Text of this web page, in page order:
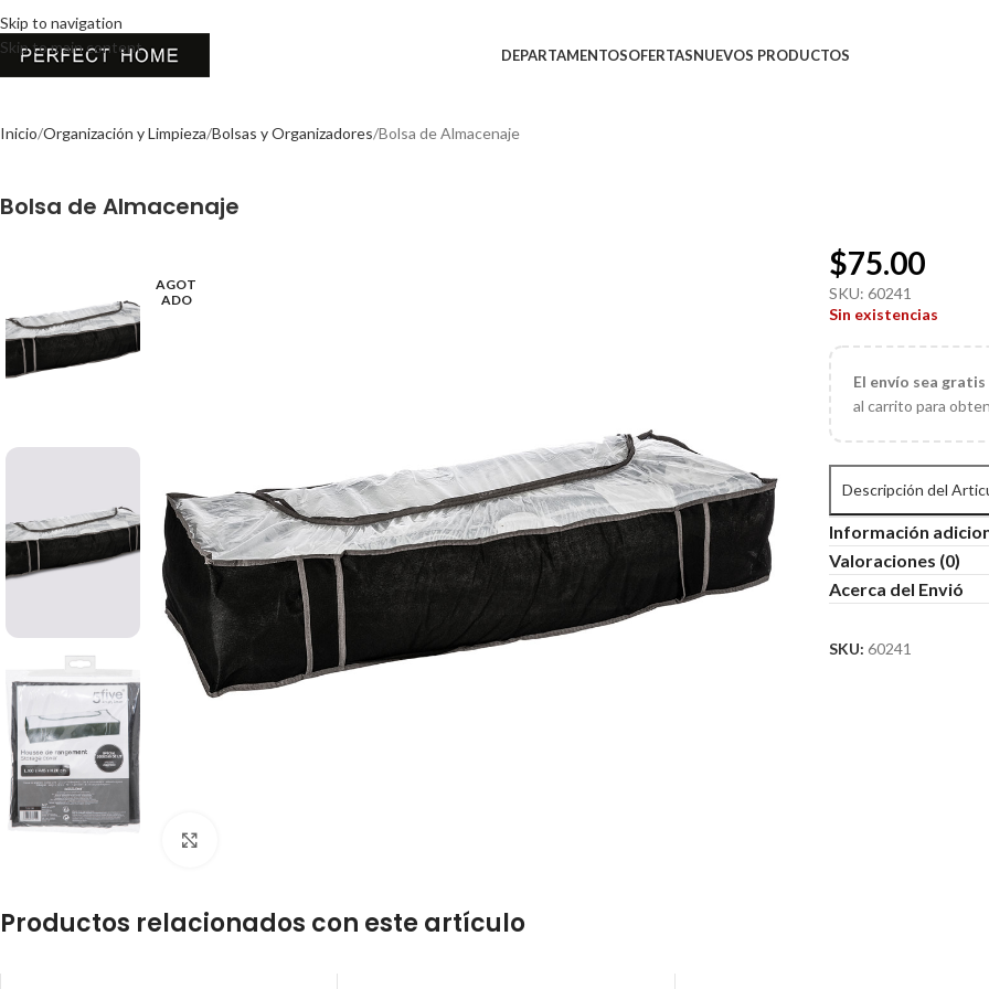
Skip to navigation
Skip to main content
DEPARTAMENTOSOFERTASNUEVOS PRODUCTOS
Inicio Organización y Limpieza Bolsas y Organizadores Bolsa de Almacenaje
Bolsa de Almacenaje
AGOT
ADO
$75.00
SKU:60241
Sin existencias
El envío sea
al carrito para
Descripción del
Información
Valoraciones (0)
Acerca del Envió
SKU:60241
Productos relacionados con este artículo